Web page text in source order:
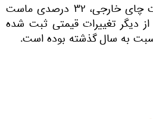
افزایش ۷۷ درصدی قیمت چای خارجی، ۳۲ درصدی ماست
از دیگر تغییرات قیمتی ثبت شده
به سال گذشته بوده است.